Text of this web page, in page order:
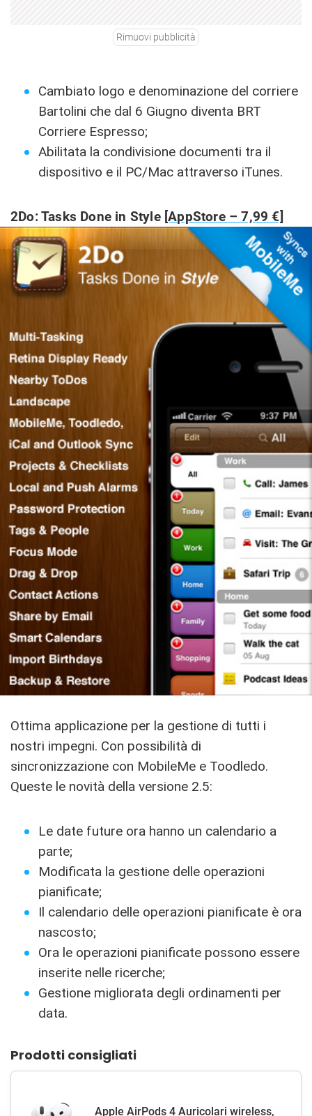
Rimuovi pubblicità
Cambiato logo e denominazione del corriere
Bartolini che dal 6 Giugno diventa BRT
Corriere Espresso;
Abilitata la condivisione documenti tra il
dispositivo e il PC/Mac attraverso iTunes.
2Do: Tasks Done in Style [AppStore – 7,99 €]
Ottima applicazione per la gestione di tutti i
nostri impegni. Con possibilità di
sincronizzazione con MobileMe e Toodledo.
Queste le novità della versione 2.5:
Le date future ora hanno un calendario a
parte;
Modificata la gestione delle operazioni
pianificate;
Il calendario delle operazioni pianificate è ora
nascosto;
Ora le operazioni pianificate possono essere
inserite nelle ricerche;
Gestione migliorata degli ordinamenti per
data.
Prodotti consigliati
Apple AirPods 4 Auricolari wireless,